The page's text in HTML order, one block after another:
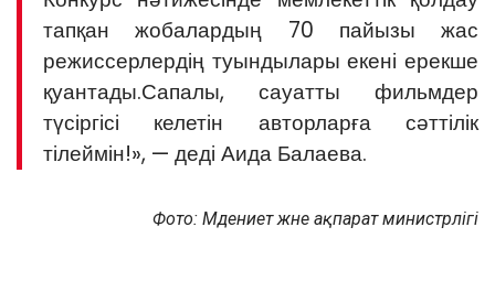
тапқан жобалардың 70 пайызы жас
режиссерлердің туындылары екені ерекше
қуантады.Сапалы, сауатты фильмдер
түсіргісі келетін авторларға сәттілік
тілеймін!», — деді Аида Балаева.
Фото: Мәдениет және ақпарат министрлігі